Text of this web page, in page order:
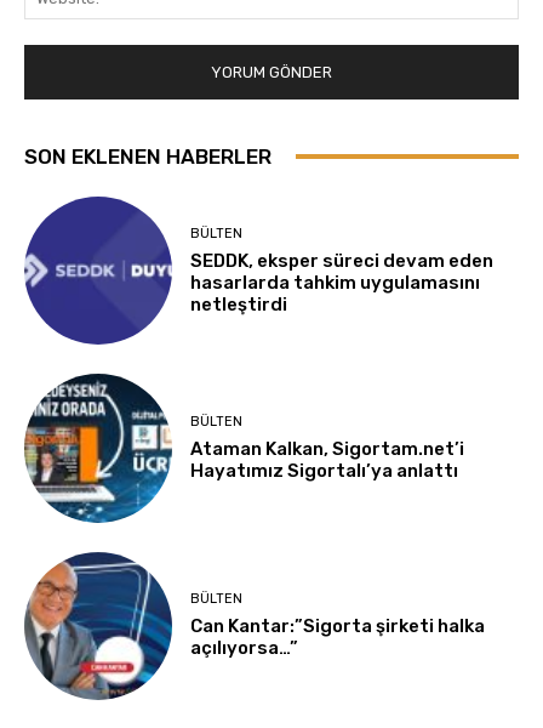
SON EKLENEN HABERLER
BÜLTEN
SEDDK, eksper süreci devam eden
hasarlarda tahkim uygulamasını
netleştirdi
BÜLTEN
Ataman Kalkan, Sigortam.net’i
Hayatımız Sigortalı’ya anlattı
BÜLTEN
Can Kantar:”Sigorta şirketi halka
açılıyorsa…”